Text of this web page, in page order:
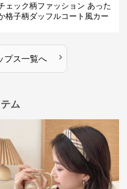
ェック柄ファッション あった
格子柄ダッフルコート風カー
プス一覧へ ›
ム